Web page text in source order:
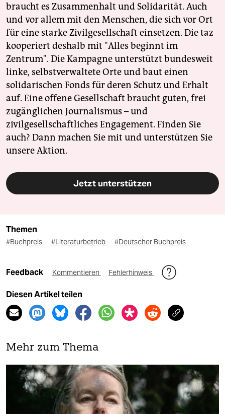
braucht es Zusammenhalt und Solidarität. Auch
und vor allem mit den Menschen, die sich vor Ort
für eine starke Zivilgesellschaft einsetzen. Die taz
kooperiert deshalb mit "Alles beginnt im
Zentrum". Die Kampagne unterstützt bundesweit
linke, selbstverwaltete Orte und baut einen
solidarischen Fonds für deren Schutz und Erhalt
auf. Eine offene Gesellschaft braucht guten, frei
zugänglichen Journalismus – und
zivilgesellschaftliches Engagement. Finden Sie
auch? Dann machen Sie mit und unterstützen Sie
unsere Aktion.
Jetzt unterstützen
Themen
#Buchpreis #Literaturbetrieb #Deutscher Buchpreis
Feedback Kommentieren Fehlerhinweis
Diesen Artikel teilen
Mehr zum Thema